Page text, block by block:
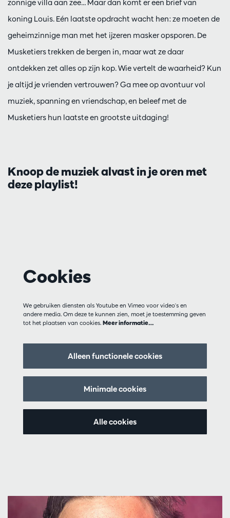
zonnige villa aan zee… Maar dan komt er een brief van
koning Louis. Eén laatste opdracht wacht hen: ze moeten de
geheimzinnige man met het ijzeren masker opsporen. De
Musketiers trekken de bergen in, maar wat ze daar
ontdekken zet alles op zijn kop. Wie vertelt de waarheid? Kun
je altijd je vrienden vertrouwen? Ga mee op avontuur vol
muziek, spanning en vriendschap, en beleef met de
Musketiers hun laatste en grootste uitdaging!
Knoop de muziek alvast in je oren met
deze playlist!
Cookies
We gebruiken diensten als Youtube en Vimeo voor video's en
andere media. Om deze te kunnen zien, moet je toestemming geven
tot het plaatsen van cookies. Meer informatie…
Alleen functionele cookies
Minimale cookies
Alle cookies